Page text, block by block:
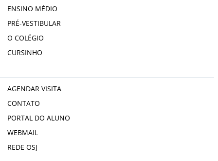
ENSINO MÉDIO
PRÉ-VESTIBULAR
O COLÉGIO
CURSINHO
AGENDAR VISITA
CONTATO
PORTAL DO ALUNO
WEBMAIL
REDE OSJ